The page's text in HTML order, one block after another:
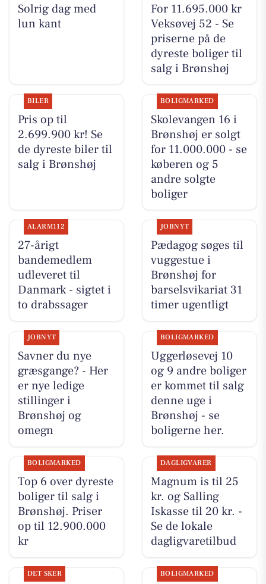
Solrig dag med
lun kant
For 11.695.000 kr
Veksøvej 52 - Se
priserne på de
dyreste boliger til
salg i Brønshøj
BILER
Pris op til
2.699.900 kr! Se
de dyreste biler til
salg i Brønshøj
BOLIGMARKED
Skolevangen 16 i
Brønshøj er solgt
for 11.000.000 - se
køberen og 5
andre solgte
boliger
ALARM112
27-årigt
bandemedlem
udleveret til
Danmark - sigtet i
to drabssager
JOBNYT
Pædagog søges til
vuggestue i
Brønshøj for
barselsvikariat 31
timer ugentligt
JOBNYT
Savner du nye
græsgange? - Her
er nye ledige
stillinger i
Brønshøj og
omegn
BOLIGMARKED
Uggerløsevej 10
og 9 andre boliger
er kommet til salg
denne uge i
Brønshøj - se
boligerne her.
BOLIGMARKED
Top 6 over dyreste
boliger til salg i
Brønshøj. Priser
op til 12.900.000
kr
DAGLIGVARER
Magnum is til 25
kr. og Salling
Iskasse til 20 kr. -
Se de lokale
dagligvaretilbud
DET SKER BOLIGMARKED